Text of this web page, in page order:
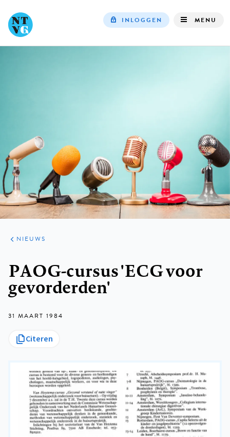
INLOGGEN MENU
ARTIKELEN
HET
KORT
NIEUWS
PAOG-cursus 'ECG voor
gevorderden'
31 MAART 1984
Citeren